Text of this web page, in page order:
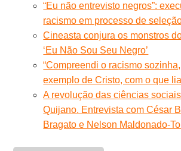
“Eu não entrevisto negros”:
racismo em processo de
Cineasta conjura os monstros
‘Eu Não Sou Seu Negro’
“Compreendi o racismo
exemplo de Cristo, com o que
A revolução das ciências
Quijano. Entrevista com César
Bragato e Nelson Maldonado-